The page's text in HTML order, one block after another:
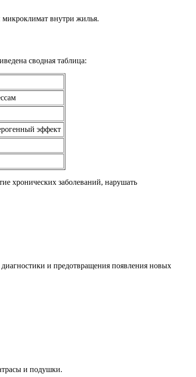
внутри жилья.
сводная таблица:
эффект
хронических заболеваний, нарушать
и предотвращения появления новых
и подушки.